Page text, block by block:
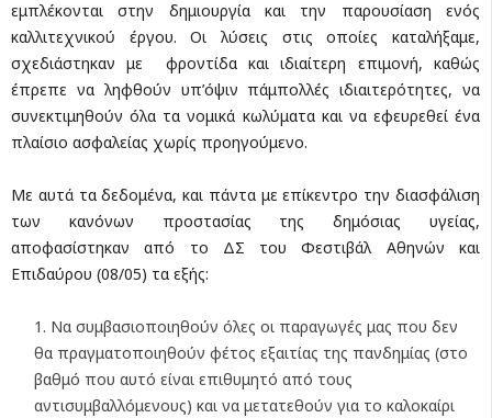
εμπλέκονται στην δημιουργία και την παρουσίαση ενός
καλλιτεχνικού έργου. Οι λύσεις στις οποίες καταλήξαμε,
σχεδιάστηκαν με φροντίδα και ιδιαίτερη επιμονή, καθώς
έπρεπε να ληφθούν υπ’όψιν πάμπολλές ιδιαιτερότητες, να
συνεκτιμηθούν όλα τα νομικά κωλύματα και να εφευρεθεί ένα
πλαίσιο ασφαλείας χωρίς προηγούμενο.
Με αυτά τα δεδομένα, και πάντα με επίκεντρο την διασφάλιση
των κανόνων προστασίας της δημόσιας υγείας,
αποφασίστηκαν από το ΔΣ του Φεστιβάλ Αθηνών και
Επιδαύρου (08/05) τα εξής:
Να συμβασιοποιηθούν όλες οι παραγωγές μας που δεν
θα πραγματοποιηθούν φέτος εξαιτίας της πανδημίας (στο
βαθμό που αυτό είναι επιθυμητό από τους
αντισυμβαλλόμενους) και να μετατεθούν για το καλοκαίρι